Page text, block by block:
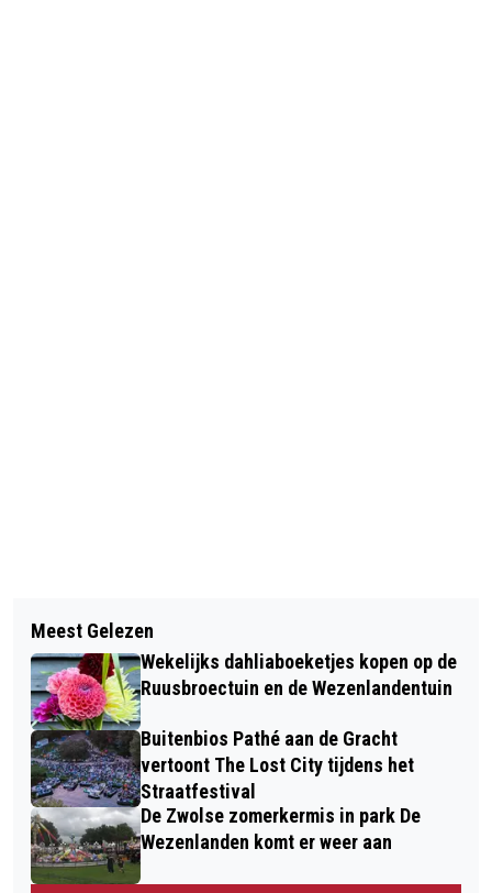
HET OVERGROTE DEEL VAN
ASIELMIGRANTEN IN NEDERLAND IS
NOG NOOIT VERDACHT VAN EEN
MISDRIJF
DEVOTENTUNNEL TUSSEN AA-LANDEN
EN DIEZE-OOST IN EEN COMPLEET
NIEUW JASJE GESTOKEN
Meest Gelezen
Wekelijks dahliaboeketjes kopen op de
Ruusbroectuin en de Wezenlandentuin
Buitenbios Pathé aan de Gracht
vertoont The Lost City tijdens het
Straatfestival
De Zwolse zomerkermis in park De
Wezenlanden komt er weer aan